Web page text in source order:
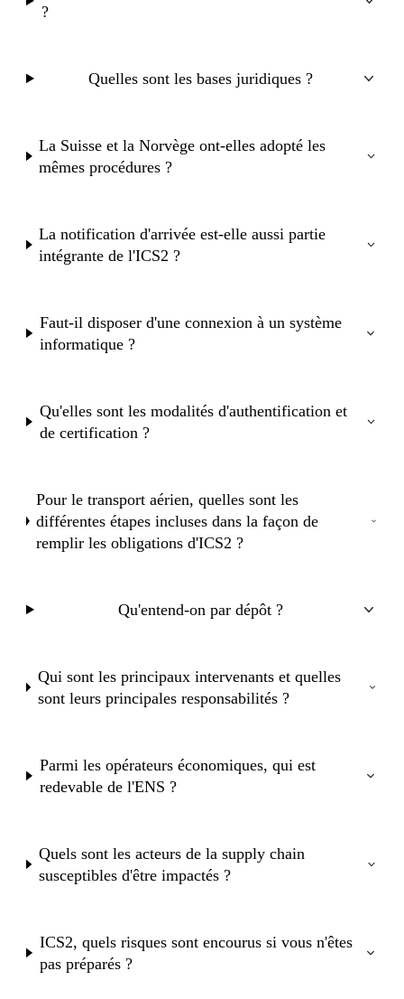
?
Quelles sont les bases juridiques ?
La Suisse et la Norvège ont-elles adopté les
mêmes procédures ?
La notification d'arrivée est-elle aussi partie
intégrante de l'ICS2 ?
Faut-il disposer d'une connexion à un système
informatique ?
Qu'elles sont les modalités d'authentification et
de certification ?
Pour le transport aérien, quelles sont les
différentes étapes incluses dans la façon de
remplir les obligations d'ICS2 ?
Qu'entend-on par dépôt ?
Qui sont les principaux intervenants et quelles
sont leurs principales responsabilités ?
Parmi les opérateurs économiques, qui est
redevable de l'ENS ?
Quels sont les acteurs de la supply chain
susceptibles d'être impactés ?
ICS2, quels risques sont encourus si vous n'êtes
pas préparés ?